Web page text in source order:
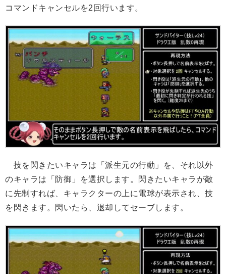
コマンドキャンセルを2回行います。
技を閃きたいキャラは「派生元の行動」を、それ以外
のキャラは「防御」を選択します。閃きたいキャラが敵
に先制すれば、キャラクターの上に電球が表示され、技
を閃きます。閃いたら、退却してセーブします。